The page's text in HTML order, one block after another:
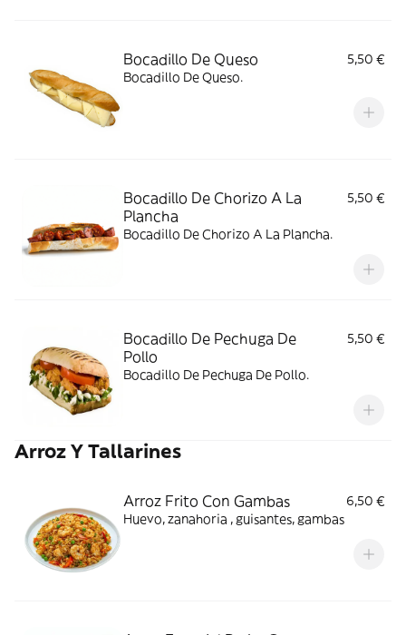
Bocadillo De Queso
5,50 €
Bocadillo De Queso.
Bocadillo De Chorizo A La
Plancha
5,50 €
Bocadillo De Chorizo A La Plancha.
Bocadillo De Pechuga De
Pollo
5,50 €
Bocadillo De Pechuga De Pollo.
Arroz Y Tallarines
Arroz Frito Con Gambas
6,50 €
Huevo, zanahoria , guisantes, gambas